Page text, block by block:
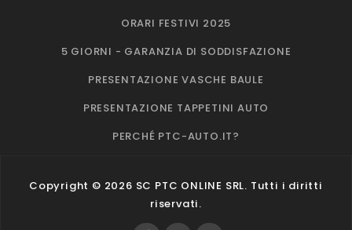
ORARI FESTIVI 2025
5 GIORNI - GARANZIA DI SODDISFAZIONE
PRESENTAZIONE VASCHE BAULE
PRESENTAZIONE TAPPETINI AUTO
PERCHÉ PTC-AUTO.IT?
Copyright © 2026 SC PTC ONLINE SRL. Tutti i diritti
riservati.